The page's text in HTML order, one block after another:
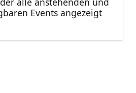
Events angezeigt